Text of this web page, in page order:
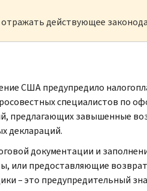
действующее
США предупредило
специалистов по
предлагающих завышенные
деклараций.
документации и
или предоставляющие
– это предупредительный